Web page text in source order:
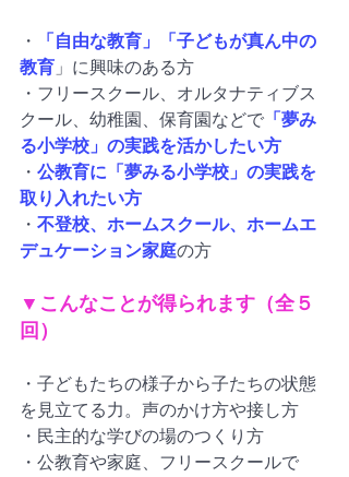
・
「自由な教育」「子どもが真ん中の
教育 」に興味のある方
・フリースクール、オルタナティブス
クール、幼稚園、保育園などで 「夢み
る小学校」の実践を活かしたい方
・ 公教育に「夢みる小学校」の実践を
取り入れたい方
・ 不登校、ホームスクール、ホームエ
デュケーション家庭の方
▼こんなことが得られます（全５
回）
・子どもたちの様子から子たちの状態
を見立てる力。声のかけ方や接し方
・民主的な学びの場のつくり方
・公教育や家庭、フリースクールで